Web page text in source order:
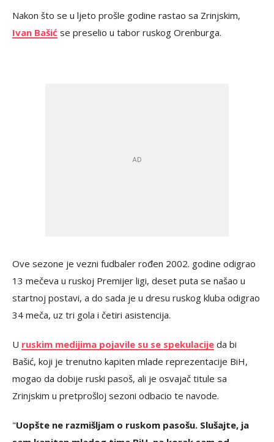
Nakon što se u ljeto prošle godine rastao sa Zrinjskim,
Ivan Bašić se preselio u tabor ruskog Orenburga.
Ove sezone je vezni fudbaler rođen 2002. godine odigrao
13 mečeva u ruskoj Premijer ligi, deset puta se našao u
startnoj postavi, a do sada je u dresu ruskog kluba odigrao
34 meča, uz tri gola i četiri asistencija.
U ruskim medijima pojavile su se spekulacije da bi
Bašić, koji je trenutno kapiten mlade reprezentacije BiH,
mogao da dobije ruski pasoš, ali je osvajač titule sa
Zrinjskim u pretprošloj sezoni odbacio te navode.
"Uopšte ne razmišljam o ruskom pasošu. Slušajte, ja